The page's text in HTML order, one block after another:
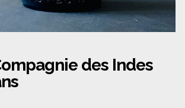
des Indes